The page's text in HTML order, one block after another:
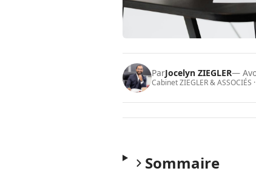
ParJocelyn ZIEGLER—
Cabinet ZIEGLER &
Sommaire